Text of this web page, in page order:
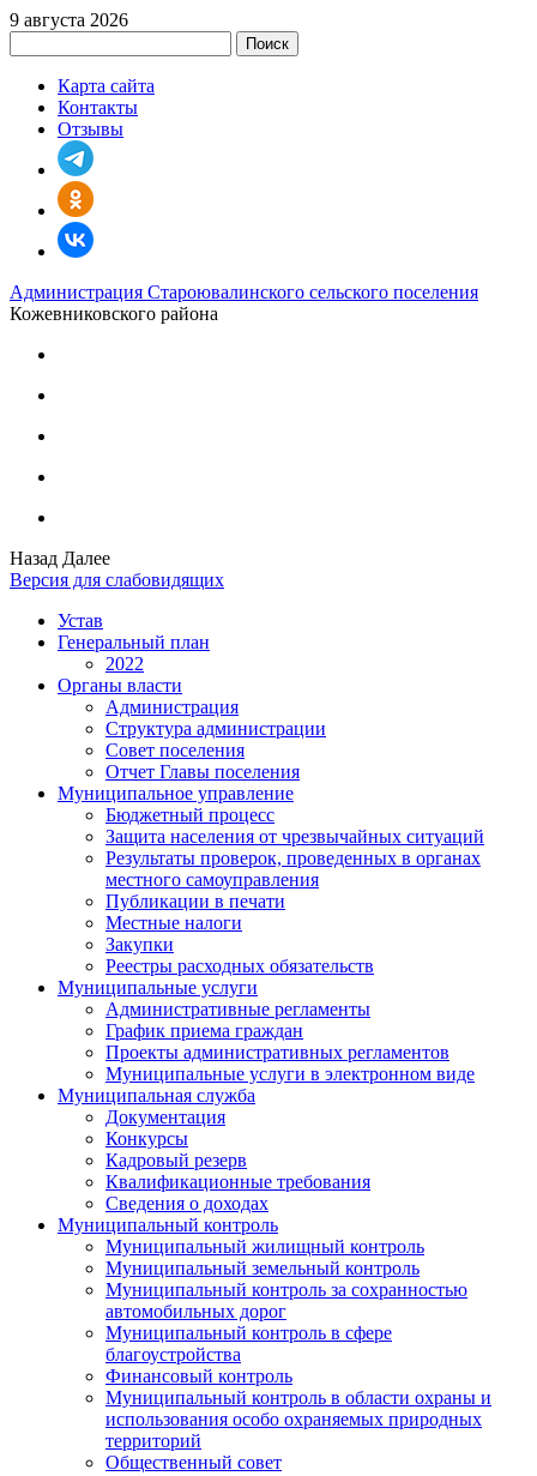
9 августа 2026
Поиск
Карта сайта
Контакты
Отзывы
Администрация Староювалинского сельского поселения
Кожевниковского района
Назад Далее
Версия для слабовидящих
Устав
Генеральный план
2022
Органы власти
Администрация
Структура администрации
Совет поселения
Отчет Главы поселения
Муниципальное управление
Бюджетный процесс
Защита населения от чрезвычайных ситуаций
Результаты проверок, проведенных в органах
местного самоуправления
Публикации в печати
Местные налоги
Закупки
Реестры расходных обязательств
Муниципальные услуги
Административные регламенты
График приема граждан
Проекты административных регламентов
Муниципальные услуги в электронном виде
Муниципальная служба
Документация
Конкурсы
Кадровый резерв
Квалификационные требования
Сведения о доходах
Муниципальный контроль
Муниципальный жилищный контроль
Муниципальный земельный контроль
Муниципальный контроль за сохранностью
автомобильных дорог
Муниципальный контроль в сфере
благоустройства
Финансовый контроль
Муниципальный контроль в области охраны и
использования особо охраняемых природных
территорий
Общественный совет